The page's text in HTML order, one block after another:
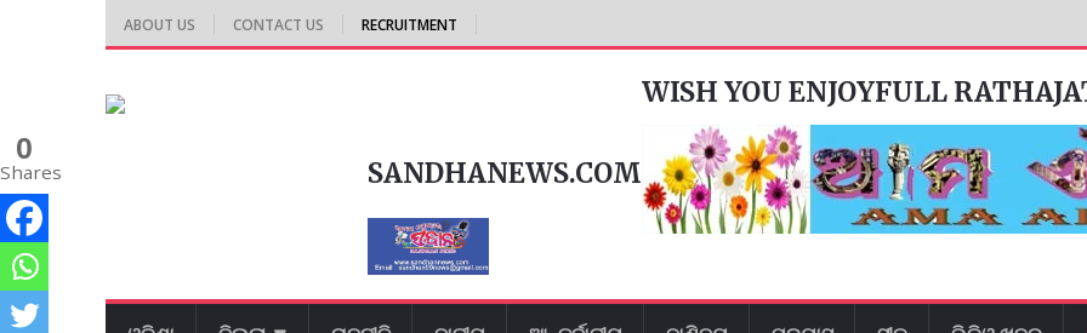
ABOUT US CONTACT US RECRUITMENT
WISH YOU ENJOYFULL
SANDHANEWS.COM
0
Shares